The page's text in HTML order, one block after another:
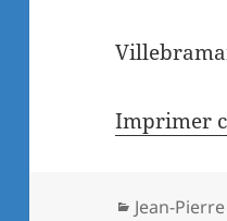
Imprimer
Catégories
Jean-